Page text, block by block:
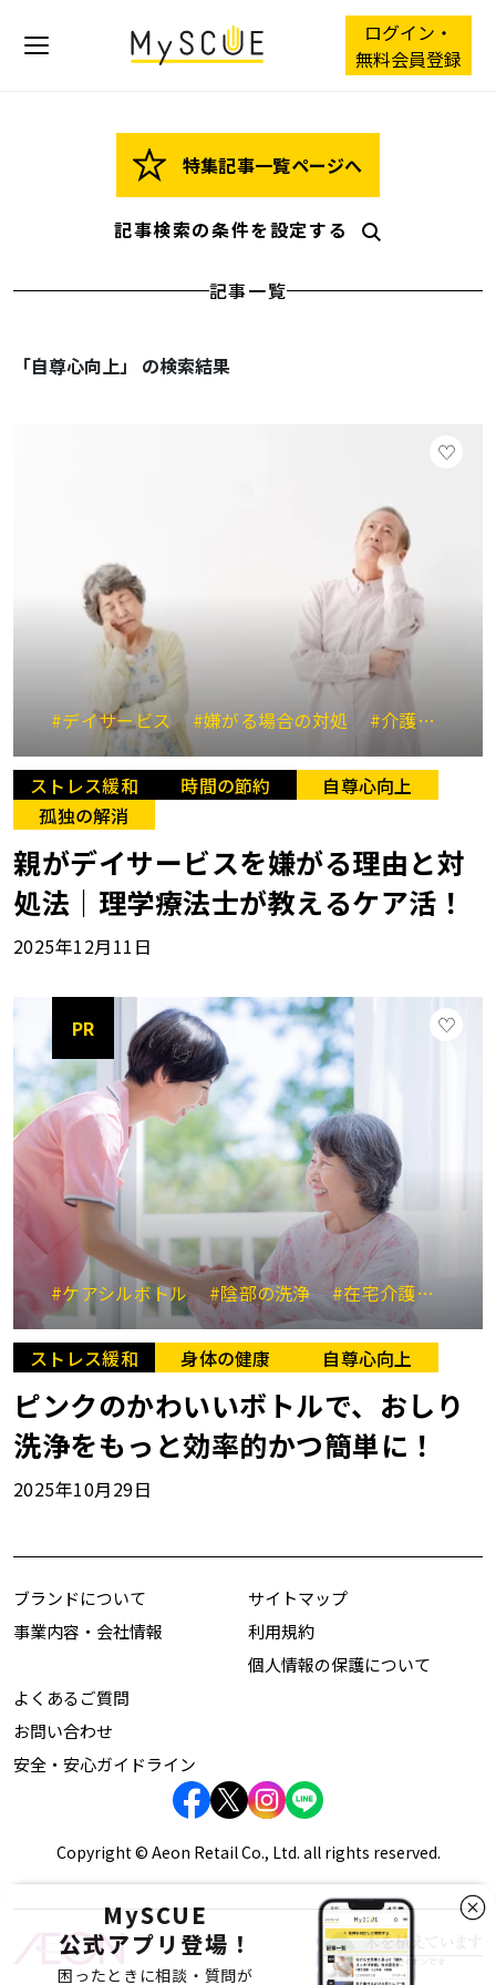
ログイン・
無料会員登録
特集記事一覧ページへ
記事検索の条件を設定する
記事一覧
「自尊心向上」 の検索結果
#デイサービス #嫌がる場合の対処 #介護サービスの利用
ストレス緩和 時間の節約
自尊心向上
孤独の解消
親がデイサービスを嫌がる理由と対
処法｜理学療法士が教えるケア活！
2025年12月11日
PR
#ケアシルボトル #陰部の洗浄 #在宅介護アイテム
ストレス緩和 身体の健康 自尊心向上
ピンクのかわいいボトルで、おしり
洗浄をもっと効率的かつ簡単に！
2025年10月29日
MySCUE
公式アプリ登場！
困ったときに相談・質問が
ブランドについて
事業内容・会社情報
サイトマップ
利用規約
個人情報の保護について
よくあるご質問
お問い合わせ
安全・安心ガイドライン
Copyright © Aeon Retail Co., Ltd. all rights reserved.